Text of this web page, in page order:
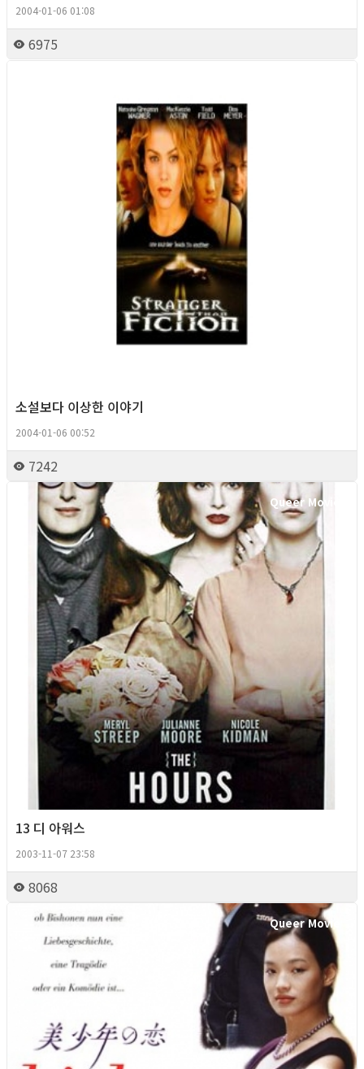
2004-01-06 01:08
6975
소설보다 이상한 이야기
2004-01-06 00:52
7242
Queer Movie
13 디 아워스
2003-11-07 23:58
8068
Queer Movie